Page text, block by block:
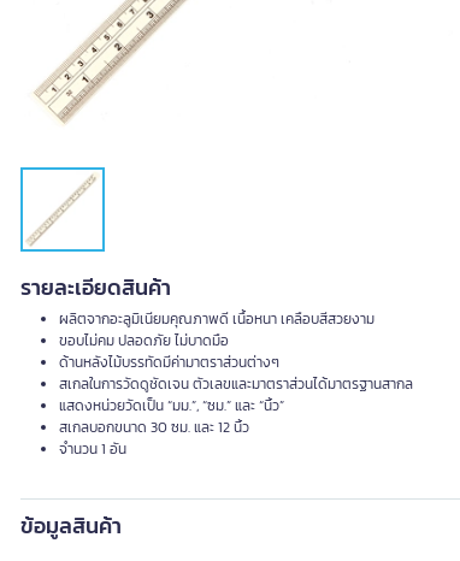
รายละเอียดสินค้า
ผลิตจากอะลูมิเนียมคุณภาพดี เนื้อหนา เคลือบสีสวยงาม
ขอบไม่คม ปลอดภัย ไม่บาดมือ
ด้านหลังไม้บรรทัดมีค่ามาตราส่วนต่างๆ
สเกลในการวัดดูชัดเจน ตัวเลขและมาตราส่วนได้มาตรฐานสากล
แสดงหน่วยวัดเป็น “มม.”, “ซม.” และ “นิ้ว”
สเกลบอกขนาด 30 ซม. และ 12 นิ้ว
จำนวน 1 อัน
ข้อมูลสินค้า